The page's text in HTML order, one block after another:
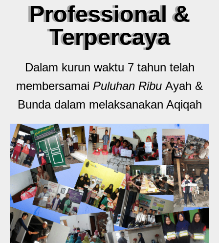
Professional &
Terpercaya
Dalam kurun waktu 7 tahun telah
membersamai Puluhan Ribu Ayah &
Bunda dalam melaksanakan Aqiqah